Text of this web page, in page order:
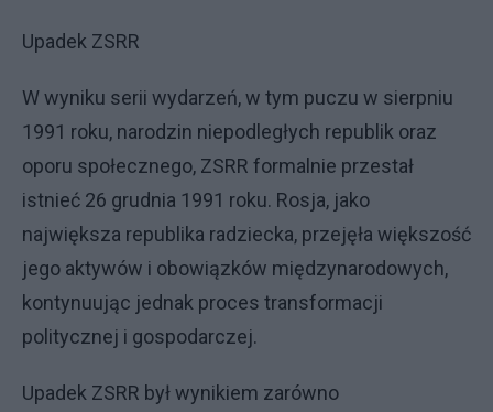
Upadek ZSRR
W wyniku serii wydarzeń, w tym puczu w sierpniu
1991 roku, narodzin niepodległych republik oraz
oporu społecznego, ZSRR formalnie przestał
istnieć 26 grudnia 1991 roku. Rosja, jako
największa republika radziecka, przejęła większość
jego aktywów i obowiązków międzynarodowych,
kontynuując jednak proces transformacji
politycznej i gospodarczej.
Upadek ZSRR był wynikiem zarówno